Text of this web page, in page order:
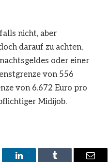
nicht, aber
darauf zu achten,
oder einer
von 556
von 6.672 Euro pro
Midijob.